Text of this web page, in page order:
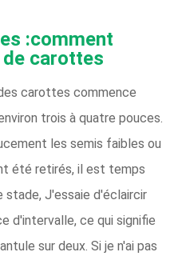
:comment
carottes
carottes commence
trois à quatre pouces.
les semis faibles ou
été retirés, il est temps
stade, J'essaie d'éclaircir
d'intervalle, ce qui signifie
sur deux. Si je n'ai pas